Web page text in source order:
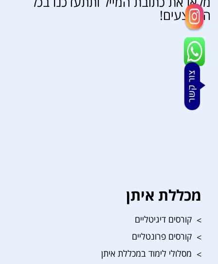
המבצעים!
מכללת איתן
קורסים דיגיטליים
קורסים פרונטליים
מסלולי לימוד במכללת איתן